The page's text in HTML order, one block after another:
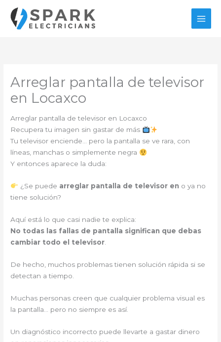
contenido
Arreglar pantalla de televisor
en Locaxco
Arreglar pantalla de televisor en Locaxco
Recupera tu imagen sin gastar de más
Tu televisor enciende… pero la pantalla se ve rara, con
líneas, manchas o simplemente negra
Y entonces aparece la duda:
¿Se puede arreglar pantalla de televisor en o ya no
tiene solución?
Aquí está lo que casi nadie te explica:
No todas las fallas de pantalla significan que debas
cambiar todo el televisor
De hecho, muchos problemas tienen solución rápida si se
detectan a tiempo.
Muchas personas creen que cualquier problema visual es
la pantalla… pero no siempre es así.
Un diagnóstico incorrecto puede llevarte a gastar dinero